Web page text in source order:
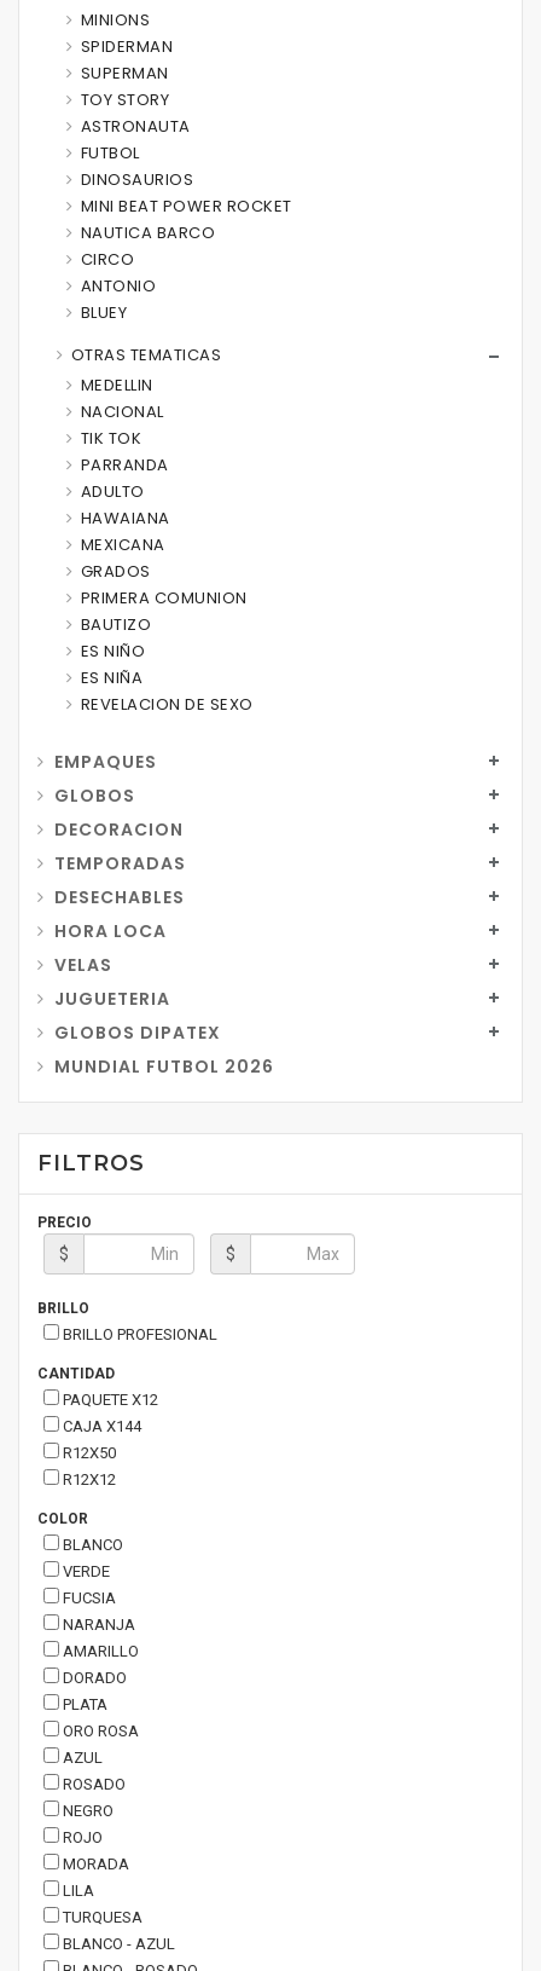
MINIONS
SPIDERMAN
SUPERMAN
TOY STORY
ASTRONAUTA
FUTBOL
DINOSAURIOS
MINI BEAT POWER ROCKET
NAUTICA BARCO
CIRCO
ANTONIO
BLUEY
OTRAS TEMATICAS
MEDELLIN
NACIONAL
TIK TOK
PARRANDA
ADULTO
HAWAIANA
MEXICANA
GRADOS
PRIMERA COMUNION
BAUTIZO
ES NIÑO
ES NIÑA
REVELACION DE SEXO
EMPAQUES
GLOBOS
DECORACION
TEMPORADAS
DESECHABLES
HORA LOCA
VELAS
JUGUETERIA
GLOBOS DIPATEX
MUNDIAL FUTBOL 2026
FILTROS
PRECIO
$ $
BRILLO
BRILLO PROFESIONAL
CANTIDAD
PAQUETE X12
CAJA X144
R12X50
R12X12
COLOR
BLANCO
VERDE
FUCSIA
NARANJA
AMARILLO
DORADO
PLATA
ORO ROSA
AZUL
ROSADO
NEGRO
ROJO
MORADA
LILA
TURQUESA
BLANCO - AZUL